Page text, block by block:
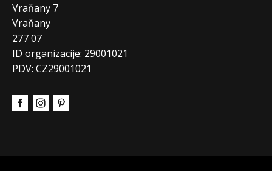
Vraňany 7
Vraňany
277 07
ID organizacije: 29001021
PDV: CZ29001021